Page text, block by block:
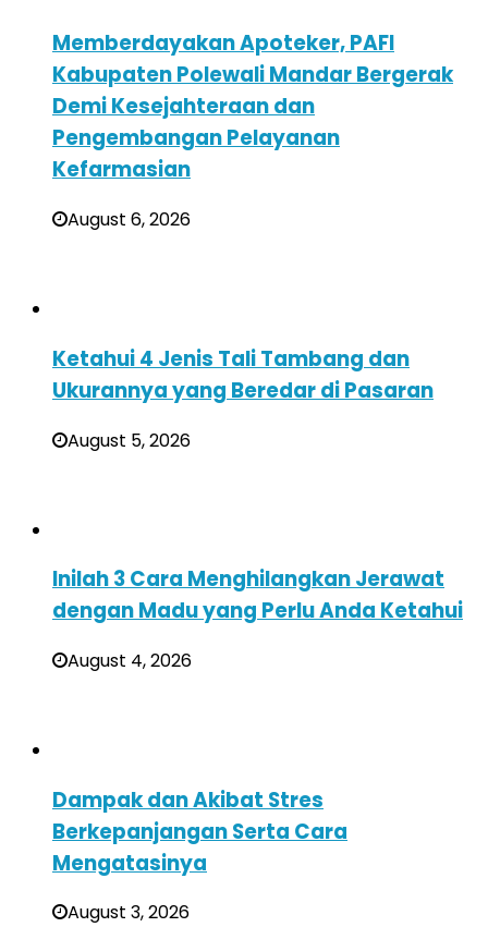
Memberdayakan Apoteker, PAFI
Kabupaten Polewali Mandar Bergerak
Demi Kesejahteraan dan
Pengembangan Pelayanan
Kefarmasian
August 6, 2026
Ketahui 4 Jenis Tali Tambang dan
Ukurannya yang Beredar di Pasaran
August 5, 2026
Inilah 3 Cara Menghilangkan Jerawat
dengan Madu yang Perlu Anda Ketahui
August 4, 2026
Dampak dan Akibat Stres
Berkepanjangan Serta Cara
Mengatasinya
August 3, 2026